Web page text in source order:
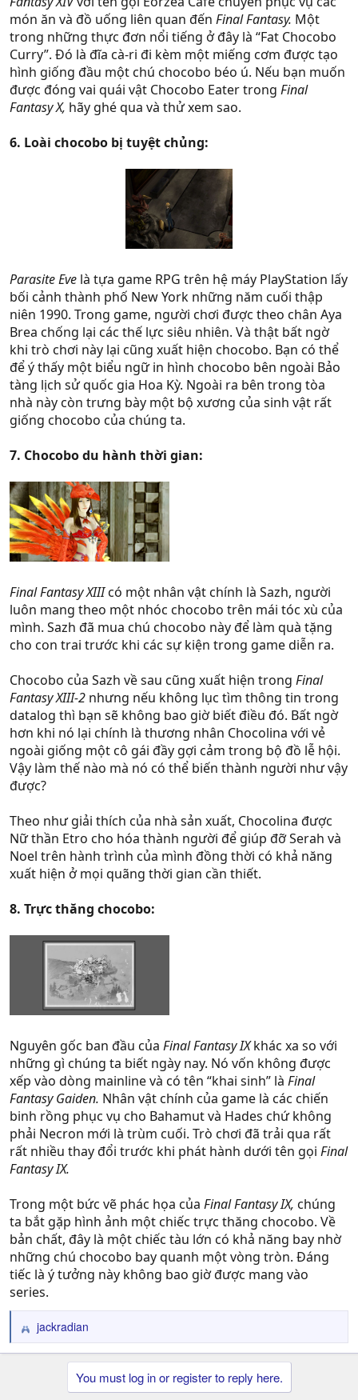
món ăn và đồ uống liên quan đến Final Fantasy. Một
trong những thực đơn nổi tiếng ở đây là “Fat Chocobo
Curry”. Đó là đĩa cà-ri đi kèm một miếng cơm được tạo
hình giống đầu một chú chocobo béo ú. Nếu bạn muốn
được đóng vai quái vật Chocobo Eater trong Final
Fantasy X, hãy ghé qua và thử xem sao.
6. Loài chocobo bị tuyệt chủng:
Parasite Eve là tựa game RPG trên hệ máy PlayStation lấy
bối cảnh thành phố New York những năm cuối thập
niên 1990. Trong game, người chơi được theo chân Aya
Brea chống lại các thế lực siêu nhiên. Và thật bất ngờ
khi trò chơi này lại cũng xuất hiện chocobo. Bạn có thể
để ý thấy một biểu ngữ in hình chocobo bên ngoài Bảo
tàng lịch sử quốc gia Hoa Kỳ. Ngoài ra bên trong tòa
nhà này còn trưng bày một bộ xương của sinh vật rất
giống chocobo của chúng ta.
7. Chocobo du hành thời gian:
Final Fantasy XIIIcó một nhân vật chính là Sazh, người
luôn mang theo một nhóc chocobo trên mái tóc xù của
mình. Sazh đã mua chú chocobo này để làm quà tặng
cho con trai trước khi các sự kiện trong game diễn ra.
Chocobo của Sazh về sau cũng xuất hiện trong Final
Fantasy XIII-2 nhưng nếu không lục tìm thông tin trong
datalog thì bạn sẽ không bao giờ biết điều đó. Bất ngờ
hơn khi nó lại chính là thương nhân Chocolina với vẻ
ngoài giống một cô gái đầy gợi cảm trong bộ đồ lễ hội.
Vậy làm thế nào mà nó có thể biến thành người như vậy
được?
Theo như giải thích của nhà sản xuất, Chocolina được
Nữ thần Etro cho hóa thành người để giúp đỡ Serah và
Noel trên hành trình của mình đồng thời có khả năng
xuất hiện ở mọi quãng thời gian cần thiết.
8. Trực thăng chocobo:
Nguyên gốc ban đầu của Final Fantasy IXkhác xa so với
những gì chúng ta biết ngày nay. Nó vốn không được
xếp vào dòng mainline và có tên “khai sinh” là Final
Fantasy Gaiden. Nhân vật chính của game là các chiến
binh rồng phục vụ cho Bahamut và Hades chứ không
phải Necron mới là trùm cuối. Trò chơi đã trải qua rất
rất nhiều thay đổi trước khi phát hành dưới tên gọi Final
Fantasy IX.
Trong một bức vẽ phác họa của Final Fantasy IX, chúng
ta bắt gặp hình ảnh một chiếc trực thăng chocobo. Về
bản chất, đây là một chiếc tàu lớn có khả năng bay nhờ
những chú chocobo bay quanh một vòng tròn. Đáng
tiếc là ý tưởng này không bao giờ được mang vào
series.
R
e
jackradian
You must log in or register to reply here.